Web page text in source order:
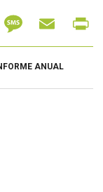
MessageEmail
ANUAL